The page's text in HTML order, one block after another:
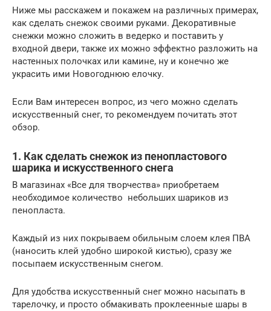
Ниже мы расскажем и покажем на различных примерах,
как сделать снежок своими руками. Декоративные
снежки можно сложить в ведерко и поставить у
входной двери, также их можно эффектно разложить на
настенных полочках или камине, ну и конечно же
украсить ими Новогоднюю елочку.
Если Вам интересен вопрос, из чего можно сделать
искусственный снег, то рекомендуем почитать этот
обзор.
1. Как сделать снежок из пенопластового
шарика и искусственного снега
В магазинах «Все для творчества» приобретаем
необходимое количество небольших шариков из
пенопласта.
Каждый из них покрываем обильным слоем клея ПВА
(наносить клей удобно широкой кистью), сразу же
посыпаем искусственным снегом.
Для удобства искусственный снег можно насыпать в
тарелочку, и просто обмакивать проклеенные шары в